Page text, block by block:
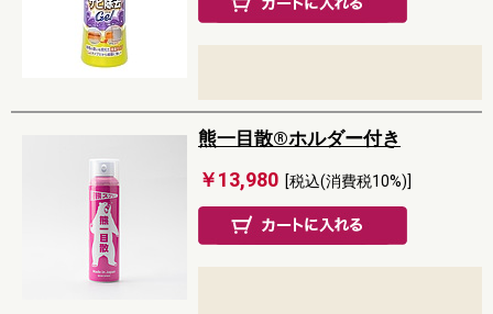
熊一目散®ホルダー付き
￥13,980 [税込(消費税10%)]